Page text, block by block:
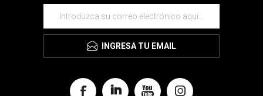
INGRESA TU EMAIL